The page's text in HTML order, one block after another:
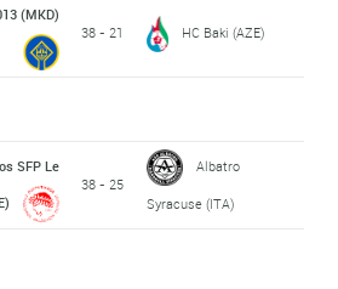
(MKD)
38 - 21
HC Baki (AZE)
SFP Le
38 - 25
Albatro
Syracuse (ITA)